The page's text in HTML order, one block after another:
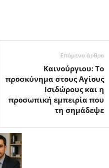
Επόμενο άρθρο
Καινούργιου: Το
προσκύνημα στους Αγίους
Ισιδώρους και η
προσωπική εμπειρία που
τη σημάδεψε